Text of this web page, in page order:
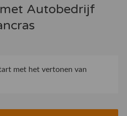
Autobedrijf
met het vertonen van